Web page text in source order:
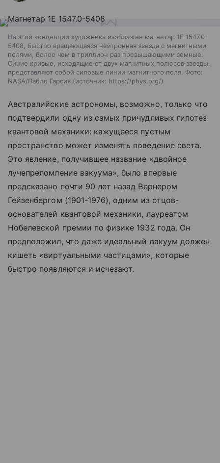
На этой концепции художника изображен магнетар 1E 1547.0-
5408, быстро вращающаяся нейтронная звезда с магнитными
полями, более чем в триллион раз превышающими земные.
Синие кривые, исходящие от двух магнитных полюсов звезды,
представляют собой силовые линии магнитного поля. Фото:
NASA/Пабло Гарсия
источник: https://phys.org/
Австралийские астрономы, возможно, только что
подтвердили одну из самых причудливых гипотез
квантовой механики: кажущееся пустым
пространство может изменять поведение света.
Это явление, получившее название «двойное
лучепреломление вакуума», было впервые
предсказано почти 90 лет назад Вернером
Гейзенбергом (1901-1976), одним из отцов-
основателей квантовой механики, лауреатом
Нобелевской премии по физике 1932 года. Он
предположил, что даже идеальный вакуум должен
кишеть «виртуальными частицами», которые
быстро появляются и исчезают.